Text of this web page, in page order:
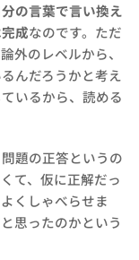
の言葉で言い換え
成なのです。ただ
外のレベルから、
んだろうかと考え
いるから、読める
題の正答というの
て、仮に正解だっ
くしゃべらせま
思ったのかという